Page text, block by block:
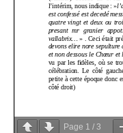
Page 1 / 3